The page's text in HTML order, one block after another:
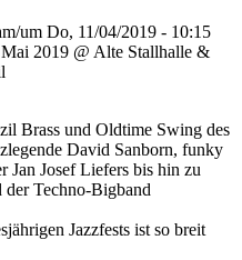
um Do, 11/04/2019 - 10:15
2019 @ Alte Stallhalle &
Brass und Oldtime Swing des
David Sanborn, funky
Jan Josef Liefers bis hin zu
der Techno-Bigband
Jazzfests ist so breit